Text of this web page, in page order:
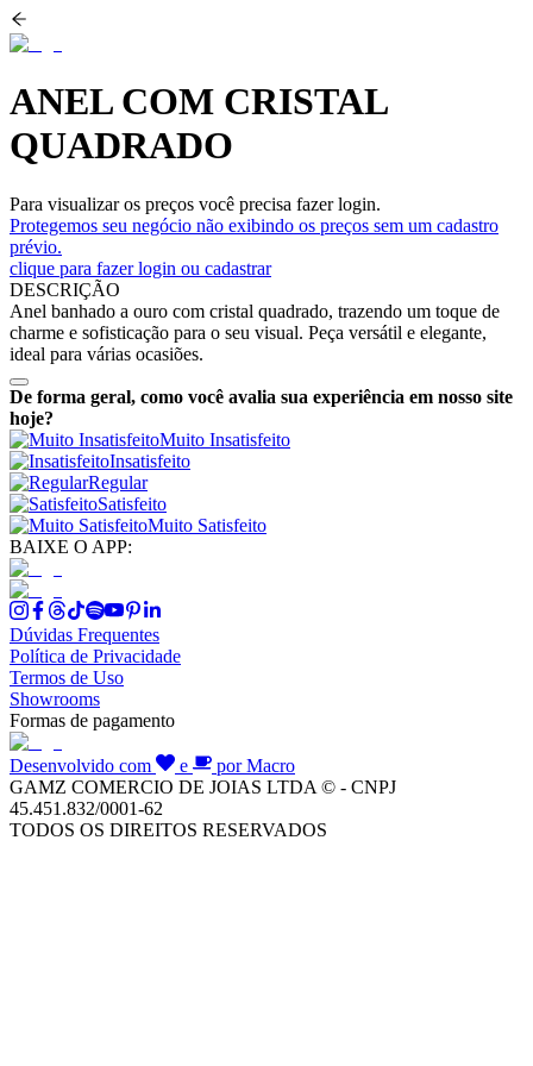
ANEL COM CRISTAL
QUADRADO
Para visualizar os preços você precisa fazer login.
Protegemos seu negócio não exibindo os preços sem um cadastro
prévio.
clique para fazer login ou cadastrar
DESCRIÇÃO
Anel banhado a ouro com cristal quadrado, trazendo um toque de
charme e sofisticação para o seu visual. Peça versátil e elegante,
ideal para várias ocasiões.
De forma geral, como você avalia sua experiência em nosso site
hoje?
Muito Insatisfeito
Insatisfeito
Regular
Satisfeito
Muito Satisfeito
BAIXE O APP:
Dúvidas Frequentes
Política de Privacidade
Termos de Uso
Showrooms
Formas de pagamento
Desenvolvido com e
por Macro
GAMZ COMERCIO DE JOIAS LTDA © - CNPJ
45.451.832/0001-62
TODOS OS DIREITOS RESERVADOS